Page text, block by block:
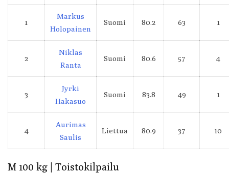
1
Markus
Holopainen
Suomi 80.2 63 1
2
Niklas
Ranta
Suomi 80.6 57 4
3
Jyrki
Hakasuo
Suomi 83.8 49 1
4
Aurimas
Saulis
Liettua 80.9 37 10
M 100 kg | Toistokilpailu